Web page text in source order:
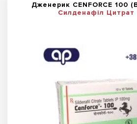
Дженерик CENFORCE 100
Силденафіл Цитрат